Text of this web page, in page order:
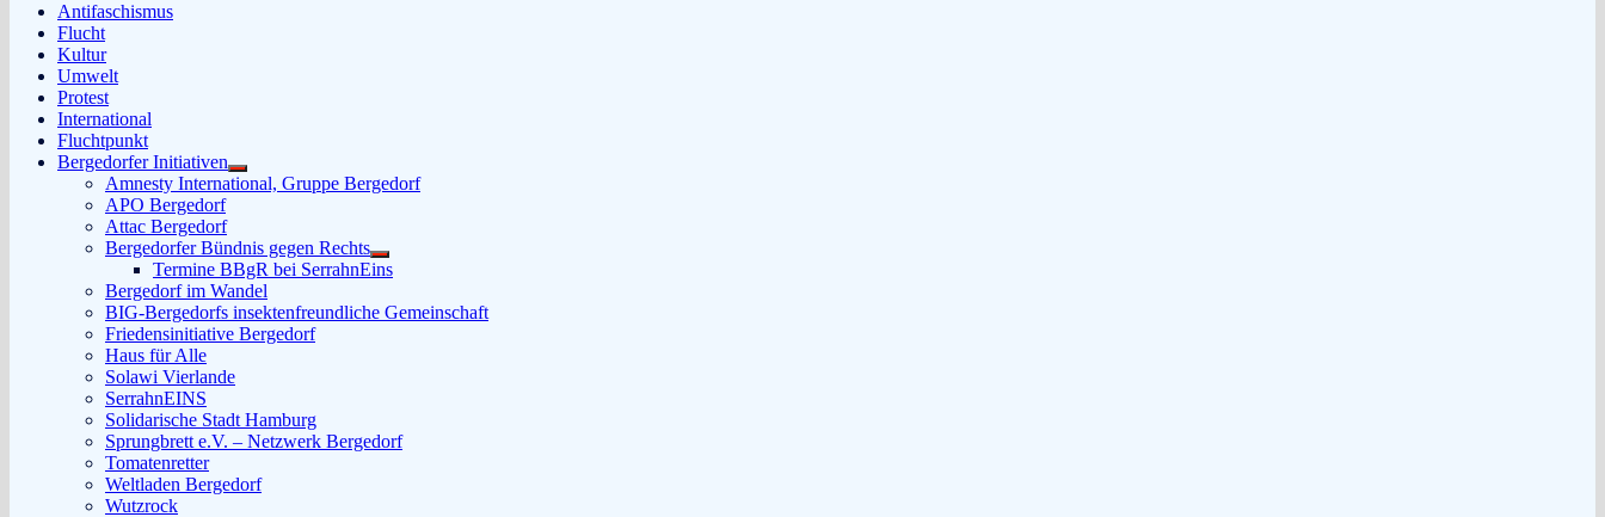
Antifaschismus
Flucht
Kultur
Umwelt
Protest
International
Fluchtpunkt
Bergedorfer Initiativen
Untermenü
anzeigen
Amnesty International, Gruppe Bergedorf
APO Bergedorf
Attac Bergedorf
Bergedorfer Bündnis gegen Rechts
Untermenü
anzeigen
Termine BBgR bei SerrahnEins
Bergedorf im Wandel
BIG-Bergedorfs insektenfreundliche Gemeinschaft
Friedensinitiative Bergedorf
Haus für Alle
Solawi Vierlande
SerrahnEINS
Solidarische Stadt Hamburg
Sprungbrett e.V. – Netzwerk Bergedorf
Tomatenretter
Weltladen Bergedorf
Wutzrock